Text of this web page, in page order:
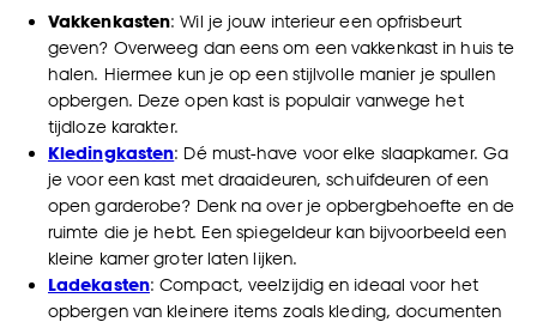
Vakkenkasten: Wil je jouw interieur een opfrisbeurt
geven? Overweeg dan eens om een vakkenkast in huis te
halen. Hiermee kun je op een stijlvolle manier je spullen
opbergen. Deze open kast is populair vanwege het
tijdloze karakter.
Kledingkasten: Dé must-have voor elke slaapkamer. Ga
je voor een kast met draaideuren, schuifdeuren of een
open garderobe? Denk na over je opbergbehoefte en de
ruimte die je hebt. Een spiegeldeur kan bijvoorbeeld een
kleine kamer groter laten lijken.
Ladekasten: Compact, veelzijdig en ideaal voor het
opbergen van kleinere items zoals kleding, documenten